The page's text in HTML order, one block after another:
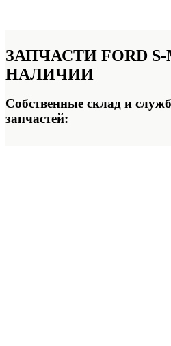
ЗАПЧАСТИ FORD S-
НАЛИЧИИ
Собственные склад и
запчастей: